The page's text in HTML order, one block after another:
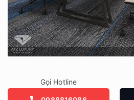
Gọi Hotline